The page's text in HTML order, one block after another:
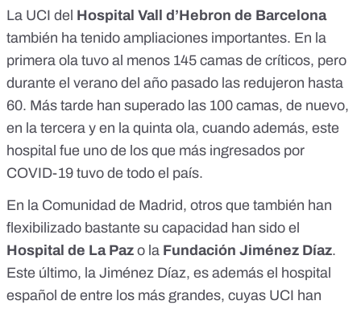
La UCI del Hospital Vall d’Hebron de Barcelona
también ha tenido ampliaciones importantes. En la
primera ola tuvo al menos 145 camas de críticos, pero
durante el verano del año pasado las redujeron hasta
60. Más tarde han superado las 100 camas, de nuevo,
en la tercera y en la quinta ola, cuando además, este
hospital fue uno de los que más ingresados por
COVID-19 tuvo de todo el país.
En la Comunidad de Madrid, otros que también han
flexibilizado bastante su capacidad han sido el
Hospital de La Paz o la Fundación Jiménez Díaz.
Este último, la Jiménez Díaz, es además el hospital
español de entre los más grandes, cuyas UCI han